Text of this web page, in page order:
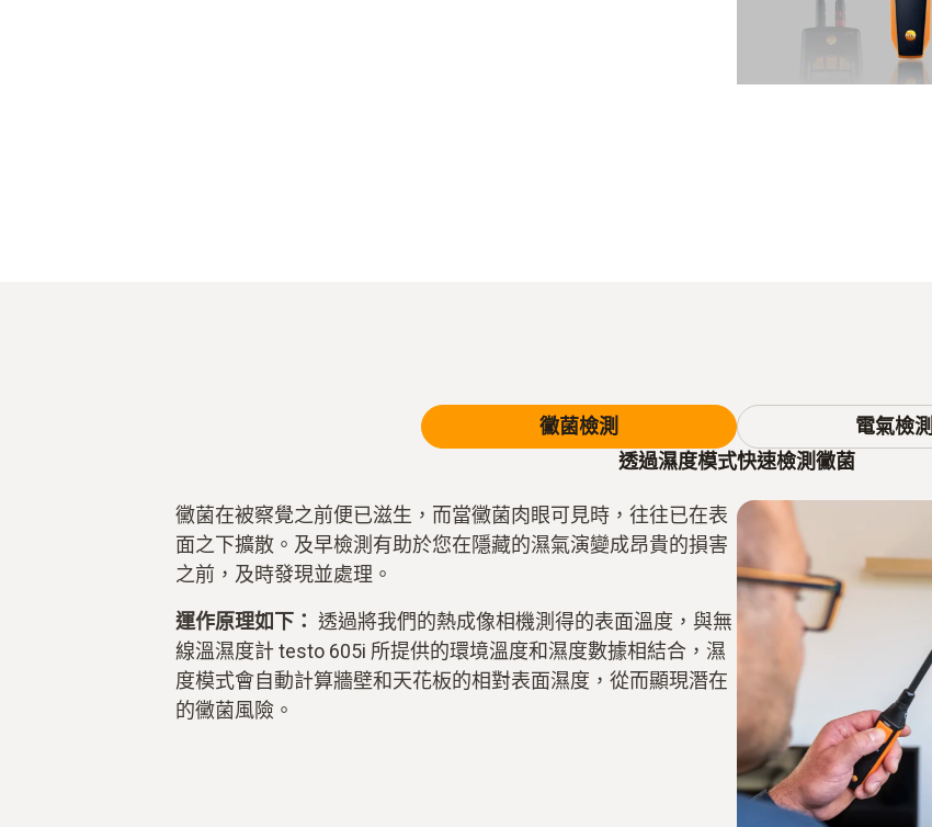
黴菌檢測 電氣檢測
透過濕度模式快速檢測黴菌
黴菌在被察覺之前便已滋生，而當黴菌肉眼可見時，往往已在表
面之下擴散。及早檢測有助於您在隱藏的濕氣演變成昂貴的損害
之前，及時發現並處理。
運作原理如下： 透過將我們的熱成像相機測得的表面溫度，與無
線溫濕度計 testo 605i 所提供的環境溫度和濕度數據相結合，濕
度模式會自動計算牆壁和天花板的相對表面濕度，從而顯現潛在
的黴菌風險。